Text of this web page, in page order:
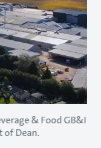
& Food GB&I
of Dean.